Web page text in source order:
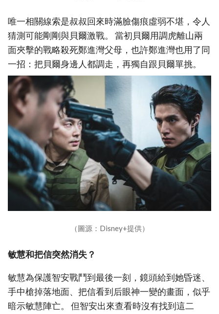
唯一相關線索是叔叔回來時滿臉傷痕虛弱不堪，令人
猜測可能剛剛與貝爾激戰。 當初貝爾用調虎離山兩
面夾擊的戰略殺死鄭進灣父母，也許鄭進灣也用了同
一招：把貝爾身邊人都調走，再獨自跟貝爾單挑。
（圖源：Disney+提供）
敏慧和把信突然消失？
敏慧為保護智安戰鬥到最後一刻，鏡頭給到她昏迷、
手中槍掉落地面、把信看到后眼神一變的畫面，似乎
暗示敏慧陣亡。 但智安出來查看時沒有找到這二